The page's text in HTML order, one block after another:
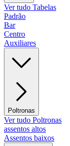
Ver tudo Tabelas
Padrão
Bar
Centro
Auxiliares
Poltronas
Ver tudo Poltronas
assentos altos
Assentos baixos